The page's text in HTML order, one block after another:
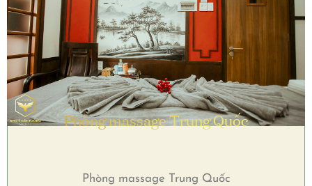
Phòng massage Trung Quốc
Phòng massage Trung Quốc